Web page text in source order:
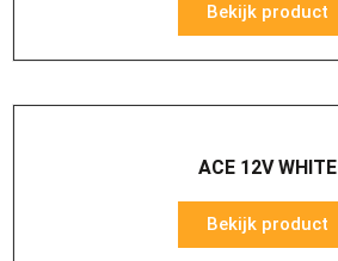
Bekijk product
ACE 12V WHITE
Bekijk product